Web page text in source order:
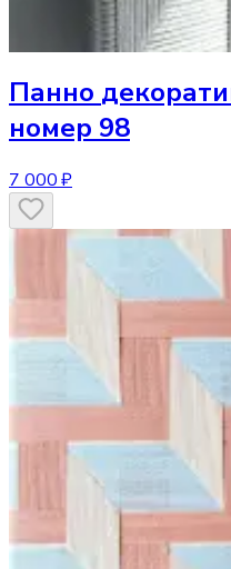
Панно
номер 98
7 000 ₽